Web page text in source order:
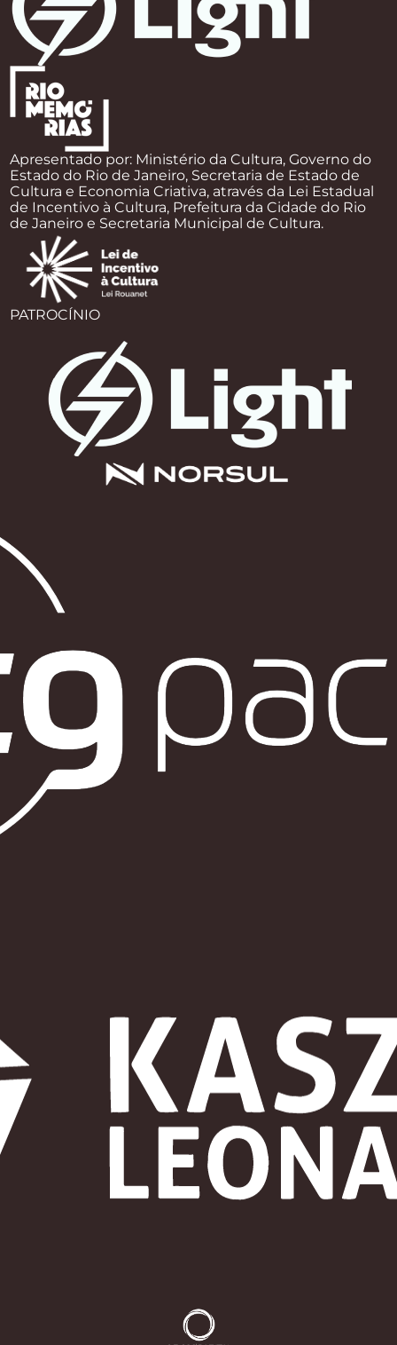
Apresentado por: Ministério da Cultura, Governo do
Estado do Rio de Janeiro, Secretaria de Estado de
Cultura e Economia Criativa, através da Lei Estadual
de Incentivo à Cultura, Prefeitura da Cidade do Rio
de Janeiro e Secretaria Municipal de Cultura.
PATROCÍNIO